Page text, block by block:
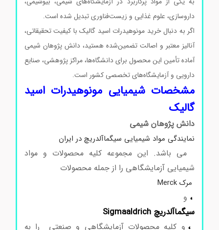
داروسازی، علوم غذایی و زیست‌فناوری تبدیل شده است.
اگر به دنبال خرید مونوهیدرات اسید گالیک با کیفیت تحقیقاتی،
آنالیز معتبر و اصالت تضمین‌شده هستید، دانش پژوهان شیمی
آماده تأمین این محصول برای دانشگاه‌ها، مراکز پژوهشی، صنایع
دارویی و آزمایشگاه‌های تخصصی کشور است.
مشخصات شیمیایی مونوهیدرات اسید
گالیک
دانش پژوهان شیمی
نمایندگی مواد شیمیایی سیگماآلدریچ در ایران
می باشد. این مجموعه کلیه محصولات و مواد
شیمیایی آزمایشگاهی را از جمله محصولات
مرک Merck
سیگماآلدریچ Sigmaaldrich
و کلیه محصولات آزمایشگاهی و صنعتی را به